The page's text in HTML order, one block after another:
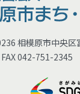
相模原市中央区
042-751-2345